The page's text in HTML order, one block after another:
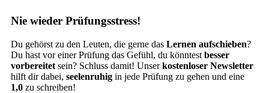
Nie wieder Prüfungsstress!
Du gehörst zu den Leuten, die gerne das Lernen aufschieben?
Du hast vor einer Prüfung das Gefühl, du könntest besser
vorbereitet sein? Schluss damit! Unserkostenloser Newsletter
hilft dir dabei, seelenruhig in jede Prüfung zu gehen und eine
1,0 zu schreiben!